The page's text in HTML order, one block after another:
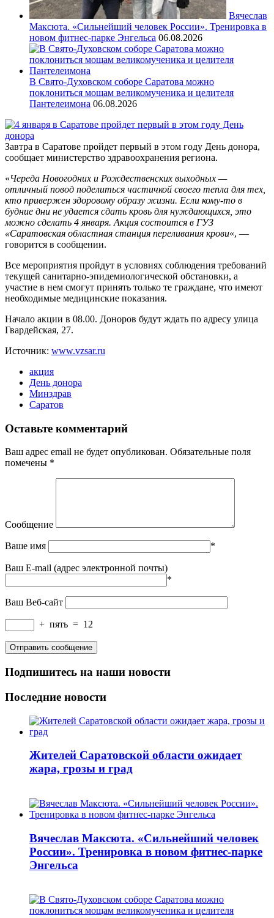
Вячеслав
Максюта. «Сильнейший человек России». Тренировка в
новом фитнес-парке Энгельса 06.08.2026
В Свято-Духовском соборе Саратова можно
поклониться мощам великомученика и целителя
Пантелеимона 06.08.2026
Завтра в Саратове пройдет первый в этом году День донора,
сообщает министерство здравоохранения региона.
«Череда Новогодних и Рождественских выходных —
отличный повод поделиться частичкой своего тепла для тех,
кто привержен здоровому образу жизни. Если кому-то в
будние дни не удается сдать кровь для нуждающихся, это
можно сделать 4 января. Акция состоится в ГУЗ
«Саратовская областная станция переливания крови«, —
говорится в сообщении.
Все мероприятия пройдут в условиях соблюдения требований
текущей санитарно-эпидемиологической обстановки, а
участие в нем смогут принять только те граждане, что имеют
необходимые медицинские показания.
Начало акции в 08.00. Доноров будут ждать по адресу улица
Гвардейская, 27.
Источник: www.vzsar.ru
акция
День донора
Минздрав
Саратов
Оставьте комментарий
Ваш адрес email не будет опубликован. Обязательные поля
помечены *
Сообщение
Ваше имя *
Ваш E-mail (адрес электронной почты)
*
Ваш Веб-сайт
+ пять = 12
Подпишитесь на наши новости
Последние новости
Жителей Саратовской области ожидает
жара, грозы и град
Вячеслав Максюта. «Сильнейший человек
России». Тренировка в новом фитнес-парке
Энгельса